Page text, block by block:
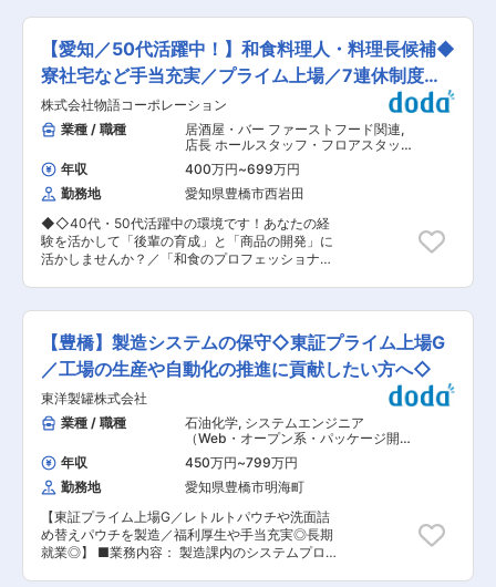
きます。まずは既存顧客のニーズ確認→先輩社員
への報告からお任せします。 ・実力次第では、主
任→係長→係長→部長と役職に就くことも可能で
す。 ■同社について： 2017年から静岡県浜松市
に本社を置く「須山建設」のグルー プ企業となり
ました。当グループでは充実した職場環境でより
豊かな生活と安心して働けるよう、社員を全面的
にバックアップしています。 教育制度も充実して
おり、管工事施工管理技士の資格取得を目指しま
す。その他にも電気工事士などスキルアップでき
る資格取得を会社として応援します。合格時は会
社で費用を負担します。 ■須山建設株式会社につ
いて： 同社は静岡県西部で地域密着型経営を行
「設計施工一貫方式」で建設を行っております。
当社の設計部門は県内トップクラスのスタッフを
「SUYAMA design」としてブランドを確立して
おります。 変更の範囲：会社の定める業務
業務に集中できる環境です。 ■業務詳細 ・フォ
ルクスワーゲン車全般の点検・修理・車検業務 ・
洗車業務などのその他整備業務に付随する雑務 └
一日に対応する平均台数：５台程度 └工程管理の
際、レベルに合わせて作業車両が割り当てられま
す。もちろん難しい作業の時は先輩社員のフォロ
ーがあります。 ■入社後の流れ： ・入社後は社
員ＯＪＴ、インポータートレーニング、キャリア
採用向けグループ研修にてフォローを行ってまい
ります。 ・フォルクスワーゲンのテクニカルマイ
スター資格取得を応援します。 ■キャリアパス
メカニック→チーフメカニックと整備士をまとめ
ていただく立場を目指していただきます。 また、
整備士の知識を活かしてアドバイザーへのキャリ
アチェンジやサービスチームをまとめるサービス
マネージャー、店長などへのステップアップも可
休暇（夏季、GW、年末年始） ※企業トピック：
2024年には各部門でお客さま満足向上に努め、
フォルクスワーゲン小平が「2024フォルクスワ
ーゲン表彰式」にて販売店総合表彰の最優秀賞を
受賞しました。
https://www.sala.jp/ja/news/salanews20250408_6.html
変更の範囲：会社の定める業務
【愛知／50代活躍中！】和食料理人・料理長候補◆
寮社宅など手当充実／プライム上場／7連休制度あ
り
株式会社物語コーポレーション
業種 / 職種
居酒屋・バー ファーストフード関連,
店長 ホールスタッフ・フロアスタッ
フ・調理スタッフ（飲食）
年収 400万円~699万円
勤務地
愛知県豊橋市西岩田
◆◇40代・50代活躍中の環境です！あなたの経
験を活かして「後輩の育成」と「商品の開発」に
活かしませんか？／「和食のプロフェッショナ
ず庵・お好み焼き本舗等を運営／年末年始全店休
業／東証プライム上場／黒字経営連続17期／国内
外700店舗以上展開◆◇ ◆業務内容： ・食材の
管理・仕入れ ・調理（先付、お造り、煮物、焼き
物、揚げ物、炊事など全般） ・新メニューの考
案・提案 ・衛星管理、後進の育成サポート （1）
魚貝三昧げん屋 【席数80席、客単価1万円の会
席居酒屋】 < 店舗URL: https://www.genya.jp/ >
魚貝三昧げん屋は、新鮮な魚介類を使った和食を
提供するお店です。 その名の通り、豊富な魚貝料
理を楽しむことができるため、海の幸を心ゆくま
で味わうことができます。 （2）源氏総本店（向
山店）【席数224席 客単価5000円】 [店舗URL:
https://www.genji-souhonten.jp/] 厳選された上
質な牛しゃぶしゃぶと新鮮な本ズワイガニのしゃ
ぶしゃぶが名物であり、旬の魚介や野菜などの?
【豊橋】製造システムの保守◇東証プライム上場G
／工場の生産や自動化の推進に貢献したい方へ◇
東洋製罐株式会社
業種 / 職種
石油化学, システムエンジニア
（Web・オープン系・パッケージ開
発） 運用・監視・保守
年収 450万円~799万円
勤務地
愛知県豊橋市明海町
【東証プライム上場G／レトルトパウチや洗面詰
め替えパウチを製造／福利厚生や手当充実◎長期
就業◎】 ■業務内容： 製造課内のシステムプログ